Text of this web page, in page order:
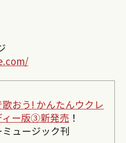
おう! かんたんウクレ
ィー版③新発売 ！
ミュージック刊